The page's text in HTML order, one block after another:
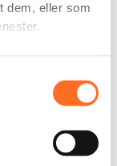
dem, eller som